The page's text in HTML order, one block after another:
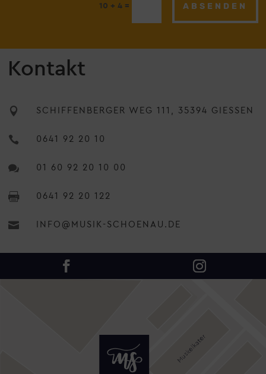
10 + 4= ABSENDEN
Kontakt
 SCHIFFENBERGER WEG 111, 35394 GIESSEN
 0641 92 20 10
 01 60 92 20 10 00
 0641 92 20 122
 INFO@MUSIK-SCHOENAU.DE